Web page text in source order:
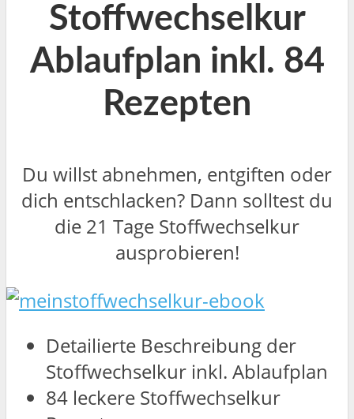
Stoffwechselkur
Ablaufplan inkl. 84
Rezepten
Du willst abnehmen, entgiften oder
dich entschlacken? Dann solltest du
die 21 Tage Stoffwechselkur
ausprobieren!
Detailierte Beschreibung der
Stoffwechselkur inkl. Ablaufplan
84 leckere Stoffwechselkur